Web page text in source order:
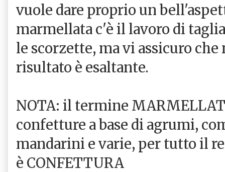
vuole dare proprio un
marmellata c'è il lavoro di
le scorzette, ma vi assicuro
risultato è esaltante.
NOTA: il termine
confetture a base di agrumi,
mandarini e varie, per tutto il
è CONFETTURA